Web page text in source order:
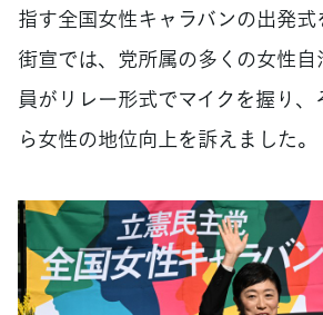
指す全国女性キャラバンの出発
街宣では、党所属の多くの女性
員がリレー形式でマイクを握り
ら女性の地位向上を訴えました。